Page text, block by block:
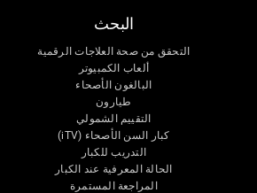
البحث
التحقق من صحة العلاجات الرقمية
ألعاب الكمبيوتر
البالغون الأصحاء
طيارون
التقييم الشمولي
كبار السن الأصحاء (iTV)
التدريب للكبار
الحالة المعرفية عند الكبار
المراجعة المستمرة